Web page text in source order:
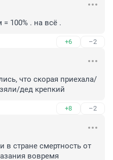
100% . на всё .
+6 –2
что скорая приехала/
дед крепкий
+8 –2
в стране смертность от
вовремя